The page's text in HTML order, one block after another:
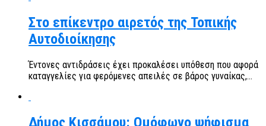
Στο επίκεντρο αιρετός της Τοπικής
Αυτοδιοίκησης
Έντονες αντιδράσεις έχει προκαλέσει υπόθεση που αφορά
καταγγελίες για φερόμενες απειλές σε βάρος γυναίκας,...
Δήμος Κισσάμου: Ομόφωνο ψήφισμα